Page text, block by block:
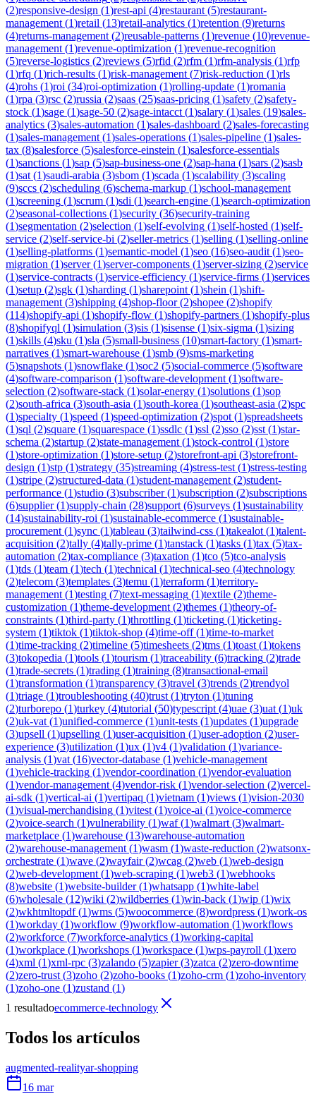
(2)responsive-design (1)rest-api (4)restaurant (5)restaurant-
management (1)retail (13)retail-analytics (1)retention (9)returns
(4)returns-management (2)reusable-patterns (1)revenue (10)revenue-
management (1)revenue-optimization (1)revenue-recognition
(5)reverse-logistics (2)reviews (5)rfid (2)rfm (1)rfm-analysis (1)rfp
(1)rfq (1)rich-results (1)risk-management (7)risk-reduction (1)rls
(4)rohs (1)roi (34)roi-optimization (1)rolling-update (1)romania
(1)rpa (3)rsc (2)russia (2)saas (25)saas-pricing (1)safety (2)safety-
stock (1)sage (1)sage-50 (2)sage-intacct (1)salary (1)sales (19)sales-
analytics (3)sales-automation (1)sales-dashboard (2)sales-forecasting
(1)sales-management (1)sales-operations (1)sales-pipeline (1)sales-
tax (8)salesforce (5)salesforce-einstein (1)salesforce-essentials
(1)sanctions (1)sap (5)sap-business-one (2)sap-hana (1)sars (2)sasb
(1)sat (1)saudi-arabia (3)sbom (1)scada (1)scalability (3)scaling
(9)sccs (2)scheduling (6)schema-markup (1)school-management
(1)screening (1)scrum (1)sdi (1)search-engine (1)search-optimization
(2)seasonal-collections (1)security (36)security-training
(1)segmentation (2)selection (1)self-evolving (1)self-hosted (1)self-
service (2)self-service-bi (2)seller-metrics (1)selling (1)selling-online
(1)selling-platforms (1)semantic-model (1)seo (16)seo-audit (1)seo-
migration (1)server(1)server-components (1)server-sizing (2)service
(1)service-contracts (1)service-efficiency (1)service-firms (1)services
(1)setup (2)sgk (1)sharding (1)sharepoint (1)shein (1)shift-
management (3)shipping (4)shop-floor(2)shopee (2)shopify
(114)shopify-api (1)shopify-flow (1)shopify-partners (1)shopify-plus
(8)shopifyql (1)simulation (3)sis (1)sisense (1)six-sigma (1)sizing
(1)skills (4)sku (1)sla (5)small-business (10)smart-factory (1)smart-
narratives (1)smart-warehouse (1)smb (9)sms-marketing
(5)snapshots (1)snowflake (1)soc2 (5)social-commerce (5)software
(4)software-comparison (1)software-development (1)software-
selection (2)software-stack (1)solar-energy (1)solutions (1)sop
(2)south-africa (3)south-asia (1)south-korea (1)southeast-asia (2)spc
(1)specialty (1)speed (1)speed-optimization (2)spot (1)spreadsheets
(1)sql (2)square (1)squarespace (1)ssdlc (1)ssl (2)sso (2)sst (1)star-
schema (2)startup (2)state-management (1)stock-control (1)store
(1)store-optimization (1)store-setup (2)storefront-api (3)storefront-
design (1)stp (1)strategy (35)streaming (4)stress-test (1)stress-testing
(1)stripe (2)structured-data (1)student-management (2)student-
performance (1)studio (3)subscriber(1)subscription (2)subscriptions
(6)supplier(1)supply-chain (28)support (6)surveys (1)sustainability
(14)sustainability-roi (1)sustainable-ecommerce (1)sustainable-
procurement (1)sync (1)tableau (3)tailwind-css (1)takealot (1)talent-
acquisition (2)tally (4)tally-prime (1)tanstack (1)tasks (1)tax (5)tax-
automation (2)tax-compliance (3)taxation (1)tco (5)tco-analysis
(1)tds (1)team (1)tech (1)technical (1)technical-seo (4)technology
(2)telecom (3)templates (3)temu (1)terraform (1)territory-
management (1)testing (7)text-messaging (1)textile (2)theme-
customization (1)theme-development (2)themes (1)theory-of-
constraints (1)third-party (1)throttling (1)ticketing (1)ticketing-
system (1)tiktok (1)tiktok-shop (4)time-off(1)time-to-market
(1)time-tracking (2)timeline (5)timesheets (2)tms (1)toast (1)tokens
(3)tokopedia (1)tools (1)tourism (1)traceability (6)tracking (2)trade
(1)trade-secrets (1)trading (1)training (8)transactional-email
(1)transformation (1)transparency (3)travel (3)trends (2)trendyol
(1)triage (1)troubleshooting (40)trust (1)tryton (1)tuning
(2)turborepo (1)turkey (4)tutorial (50)typescript (4)uae (3)uat (1)uk
(2)uk-vat (1)unified-commerce (1)unit-tests (1)updates (1)upgrade
(3)upsell (1)upselling (1)user-acquisition (1)user-adoption (2)user-
experience (3)utilization (1)ux (1)v4 (1)validation (1)variance-
analysis (1)vat (16)vector-database (1)vehicle-management
(1)vehicle-tracking (1)vendor-coordination (1)vendor-evaluation
(1)vendor-management (4)vendor-risk (1)vendor-selection (2)vercel-
ai-sdk (1)vertical-ai (1)vertipaq (1)vietnam (1)views (1)vision-2030
(1)visual-merchandising (1)vitest (1)voice-ai (1)voice-commerce
(2)voice-search (1)vulnerability (1)waf(1)walmart (3)walmart-
marketplace (1)warehouse (13)warehouse-automation
(2)warehouse-management (1)wasm (1)waste-reduction (2)watsonx-
orchestrate (1)wave (2)wayfair(2)wcag (2)web (1)web-design
(2)web-development (1)web-scraping (1)web3 (1)webhooks
(8)website (1)website-builder(1)whatsapp (1)white-label
(6)wholesale (12)wiki (2)wildberries (1)win-back (1)wip (1)wix
(2)wkhtmltopdf(1)wms (5)woocommerce (8)wordpress (1)work-os
(1)workday (1)workflow (9)workflow-automation (1)workflows
(2)workforce (7)workforce-analytics (1)working-capital
(1)workplace (1)workshops (1)workspace (1)wps-payroll (1)xero
(4)xml (1)xml-rpc (3)zalando (5)zapier(3)zatca (2)zero-downtime
(2)zero-trust (3)zoho (2)zoho-books (1)zoho-crm (1)zoho-inventory
(1)zoho-one (1)zustand (1)
1 resultadoecommerce-technology
Todos los artículos
augmented-realityar-shopping
16 mar